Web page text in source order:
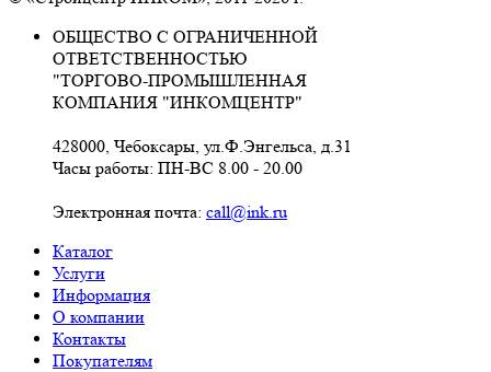
ОБЩЕСТВО С ОГРАНИЧЕННОЙ
ОТВЕТСТВЕННОСТЬЮ
"ТОРГОВО-ПРОМЫШЛЕННАЯ
КОМПАНИЯ "ИНКОМЦЕНТР"
428000, Чебоксары, ул.Ф.Энгельса, д.31
Часы работы: ПН-ВС 8.00 - 20.00
Электронная почта: call@ink.ru
Каталог
Услуги
Информация
О компании
Контакты
Покупателям